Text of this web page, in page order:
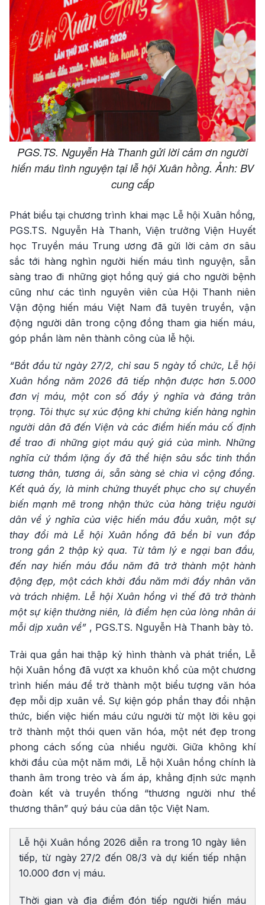
PGS.TS. Nguyễn Hà Thanh gửi lời cảm ơn người
hiến máu tình nguyện tại lễ hội Xuân hồng. Ảnh: BV
cung cấp
Phát biểu tại chương trình khai mạc Lễ hội Xuân hồng,
PGS.TS. Nguyễn Hà Thanh, Viện trưởng Viện Huyết
học Truyền máu Trung ương đã gửi lời cảm ơn sâu
sắc tới hàng nghìn người hiến máu tình nguyện, sẵn
sàng trao đi những giọt hồng quý giá cho người bệnh
cũng như các tình nguyên viên của Hội Thanh niên
Vận động hiến máu Việt Nam đã tuyên truyền, vận
động người dân trong cộng đồng tham gia hiến máu,
góp phần làm nên thành công của lễ hội.
“Bắt đầu từ ngày 27/2, chỉ sau 5 ngày tổ chức, Lễ hội
Xuân hồng năm 2026 đã tiếp nhận được hơn 5.000
đơn vị máu, một con số đầy ý nghĩa và đáng trân
trọng. Tôi thực sự xúc động khi chứng kiến hàng nghìn
người dân đã đến Viện và các điểm hiến máu cố định
để trao đi những giọt máu quý giá của mình. Những
nghĩa cử thầm lặng ấy đã thể hiện sâu sắc tinh thần
tương thân, tương ái, sẵn sàng sẻ chia vì cộng đồng.
Kết quả ấy, là minh chứng thuyết phục cho sự chuyển
biến mạnh mẽ trong nhận thức của hàng triệu người
dân về ý nghĩa của việc hiến máu đầu xuân, một sự
thay đổi mà Lễ hội Xuân hồng đã bền bỉ vun đắp
trong gần 2 thập kỷ qua. Từ tâm lý e ngại ban đầu,
đến nay hiến máu đầu năm đã trở thành một hành
động đẹp, một cách khởi đầu năm mới đầy nhân văn
và trách nhiệm. Lễ hội Xuân hồng vì thế đã trở thành
một sự kiện thường niên, là điểm hẹn của lòng nhân ái
mỗi dịp xuân về” , PGS.TS. Nguyễn Hà Thanh bày tỏ.
Trải qua gần hai thập kỷ hình thành và phát triển, Lễ
hội Xuân hồng đã vượt xa khuôn khổ của một chương
trình hiến máu để trở thành một biểu tượng văn hóa
đẹp mỗi dịp xuân về. Sự kiện góp phần thay đổi nhận
thức, biến việc hiến máu cứu người từ một lời kêu gọi
trở thành một thói quen văn hóa, một nét đẹp trong
phong cách sống của nhiều người. Giữa không khí
khởi đầu của một năm mới, Lễ hội Xuân hồng chính là
thanh âm trong trẻo và ấm áp, khẳng định sức mạnh
đoàn kết và truyền thống “thương người như thể
thương thân” quý báu của dân tộc Việt Nam.
Lễ hội Xuân hồng 2026 diễn ra trong 10 ngày liên
tiếp, từ ngày 27/2 đến 08/3 và dự kiến tiếp nhận
10.000 đơn vị máu.
Thời gian và địa điểm đón tiếp người hiến máu